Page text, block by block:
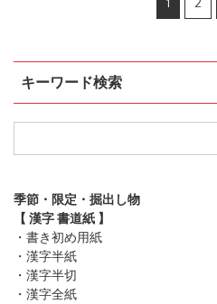
1 2
キーワード検索
季節・限定・掘出し物
【 漢字 書道紙 】
・書き初め用紙
・漢字半紙
・漢字半切
・漢字全紙